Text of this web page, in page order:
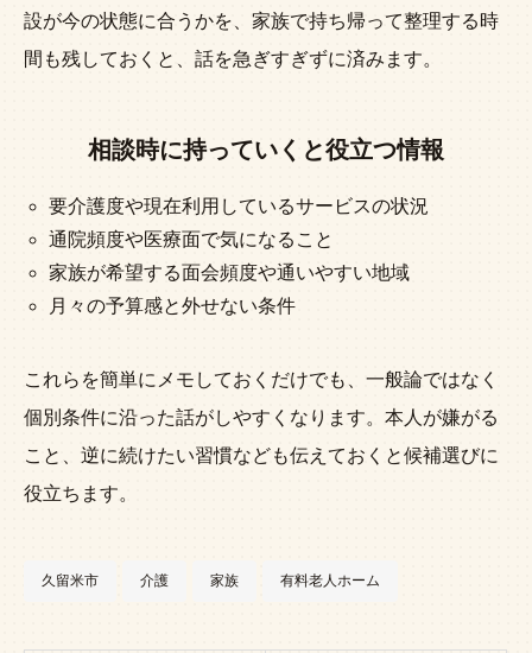
設が今の状態に合うかを、家族で持ち帰って整理する時
間も残しておくと、話を急ぎすぎずに済みます。
相談時に持っていくと役立つ情報
要介護度や現在利用しているサービスの状況
通院頻度や医療面で気になること
家族が希望する面会頻度や通いやすい地域
月々の予算感と外せない条件
これらを簡単にメモしておくだけでも、一般論ではなく
個別条件に沿った話がしやすくなります。本人が嫌がる
こと、逆に続けたい習慣なども伝えておくと候補選びに
役立ちます。
久留米市 介護 家族 有料老人ホーム